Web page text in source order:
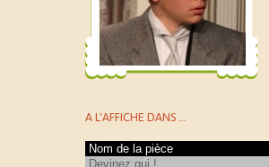
A L'AFFICHE DANS ...
Nom de la pièce
Devinez qui !